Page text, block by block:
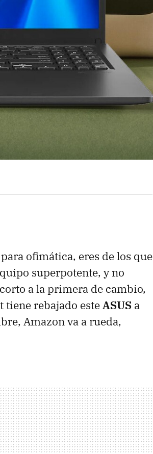
ofimática, eres de los que
superpotente, y no
a la primera de cambio,
tiene rebajado esteASUS a
Amazon va a rueda,